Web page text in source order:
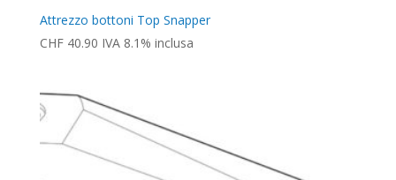
Attrezzo bottoni Top Snapper
CHF40.90 IVA 8.1% inclusa